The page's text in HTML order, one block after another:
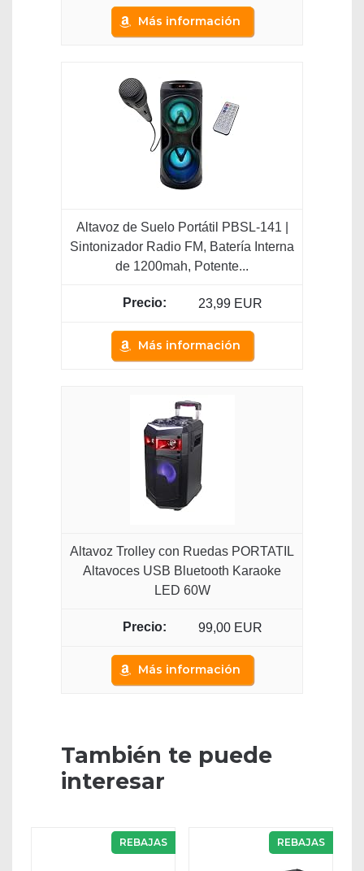
Más información
Altavoz de Suelo Portátil PBSL-141 |
Sintonizador Radio FM, Batería Interna
de 1200mah, Potente...
23,99 EUR
Más información
Altavoz Trolley con Ruedas PORTATIL
Altavoces USB Bluetooth Karaoke
LED 60W
99,00 EUR
Más información
También te puede
interesar
REBAJAS REBAJAS